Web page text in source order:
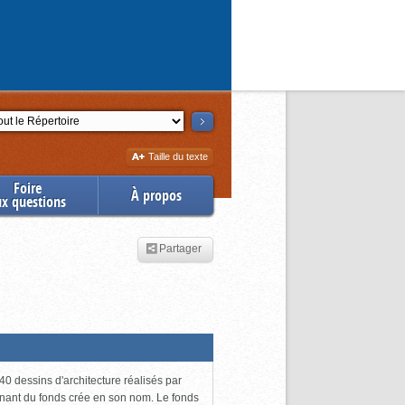
Augmenter
la
Taille du texte
Foire
questions À propos
Partager
dessins d'architecture réalisés par
du fonds crée en son nom. Le fonds